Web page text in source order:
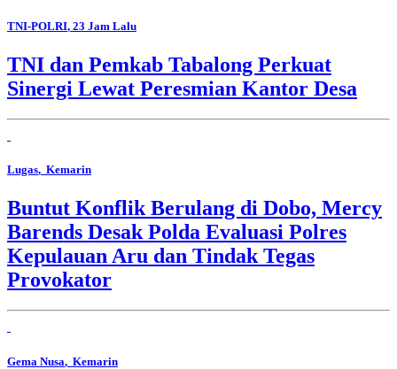
TNI-POLRI, 23 Jam Lalu
TNI dan Pemkab Tabalong Perkuat
Sinergi Lewat Peresmian Kantor Desa
Lugas, Kemarin
Buntut Konflik Berulang di Dobo, Mercy
Barends Desak Polda Evaluasi Polres
Kepulauan Aru dan Tindak Tegas
Provokator
Gema Nusa, Kemarin